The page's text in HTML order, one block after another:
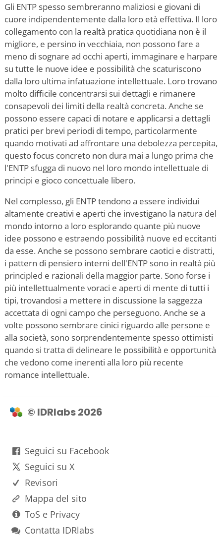
Gli ENTP spesso sembreranno maliziosi e giovani di
cuore indipendentemente dalla loro età effettiva. Il loro
collegamento con la realtà pratica quotidiana non è il
migliore, e persino in vecchiaia, non possono fare a
meno di sognare ad occhi aperti, immaginare e harpare
su tutte le nuove idee e possibilità che scaturiscono
dalla loro ultima infatuazione intellettuale. Loro trovano
molto difficile concentrarsi sui dettagli e rimanere
consapevoli dei limiti della realtà concreta. Anche se
possono essere capaci di notare e applicarsi a dettagli
pratici per brevi periodi di tempo, particolarmente
quando motivati ad affrontare una debolezza percepita,
questo focus concreto non dura mai a lungo prima che
l'ENTP sfugga di nuovo nel loro mondo intellettuale di
principi e gioco concettuale libero.
Nel complesso, gli ENTP tendono a essere individui
altamente creativi e aperti che investigano la natura del
mondo intorno a loro esplorando quante più nuove
idee possono e estraendo possibilità nuove ed eccitanti
da esse. Anche se possono sembrare caotici e distratti,
i pattern di pensiero interni dell'ENTP sono in realtà più
principled e razionali della maggior parte. Sono forse i
più intellettualmente voraci e aperti di mente di tutti i
tipi, trovandosi a mettere in discussione la saggezza
accettata di ogni campo che perseguono. Anche se a
volte possono sembrare cinici riguardo alle persone e
alla società, sono sorprendentemente spesso ottimisti
quando si tratta di delineare le possibilità e opportunità
che vedono come inerenti alla loro più recente
romance intellettuale.
© IDRlabs 2026
Seguici su Facebook
Seguici su X
Revisori
Mappa del sito
ToS e Privacy
Contatta IDRlabs